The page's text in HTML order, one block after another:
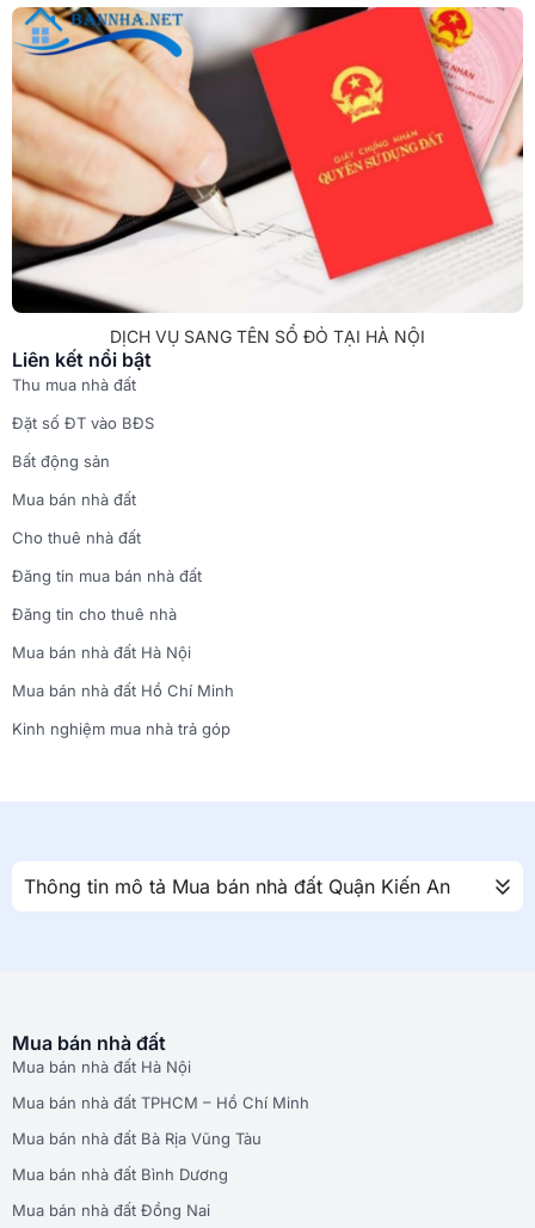
DỊCH VỤ SANG TÊN SỔ ĐỎ TẠI HÀ NỘI
Liên kết nổi bật
Thu mua nhà đất
Đặt số ĐT vào BĐS
Bất động sản
Mua bán nhà đất
Cho thuê nhà đất
Đăng tin mua bán nhà đất
Đăng tin cho thuê nhà
Mua bán nhà đất Hà Nội
Mua bán nhà đất Hồ Chí Minh
Kinh nghiệm mua nhà trả góp
Thông tin mô tả Mua bán nhà đất Quận Kiến An
Mua bán nhà đất
Mua bán nhà đất Hà Nội
Mua bán nhà đất TPHCM – Hồ Chí Minh
Mua bán nhà đất Bà Rịa Vũng Tàu
Mua bán nhà đất Bình Dương
Mua bán nhà đất Đồng Nai